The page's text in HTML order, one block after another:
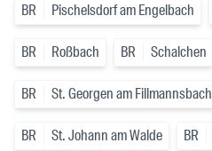
BR Pischelsdorf am Engelbach
BR Roßbach BR Schalchen
BR St. Georgen am Fillmannsbach
BR St. Johann am Walde BR